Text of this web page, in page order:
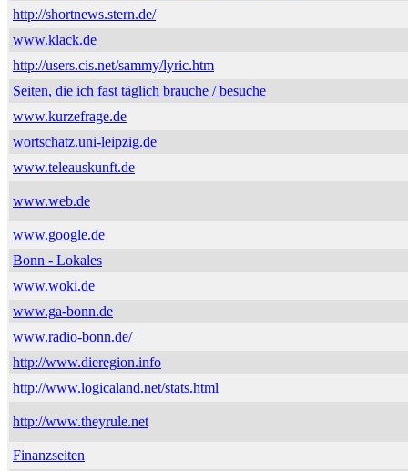
http://shortnews.stern.de/
www.klack.de
http://users.cis.net/sammy/lyric.htm
Seiten, die ich fast täglich brauche / besuche
www.kurzefrage.de
wortschatz.uni-leipzig.de
www.teleauskunft.de
www.web.de
www.google.de
Bonn - Lokales
www.woki.de
www.ga-bonn.de
www.radio-bonn.de/
http://www.dieregion.info
http://www.logicaland.net/stats.html
http://www.theyrule.net
Finanzseiten